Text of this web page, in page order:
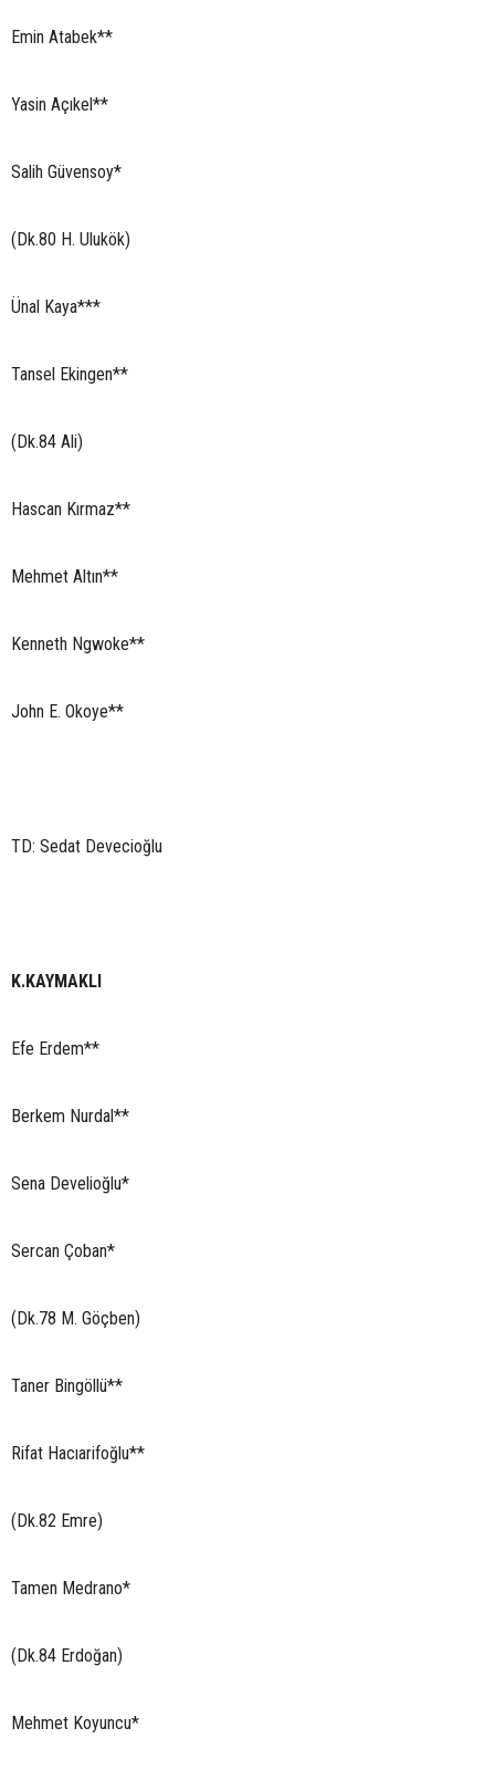
Emin Atabek**
Yasin Açıkel**
Salih Güvensoy*
(Dk.80 H. Ulukök)
Ünal Kaya***
Tansel Ekingen**
(Dk.84 Ali)
Hascan Kırmaz**
Mehmet Altın**
Kenneth Ngwoke**
John E. Okoye**
TD: Sedat Devecioğlu
K.KAYMAKLI
Efe Erdem**
Berkem Nurdal**
Sena Develioğlu*
Sercan Çoban*
(Dk.78 M. Göçben)
Taner Bingöllü**
Rifat Hacıarifoğlu**
(Dk.82 Emre)
Tamen Medrano*
(Dk.84 Erdoğan)
Mehmet Koyuncu*